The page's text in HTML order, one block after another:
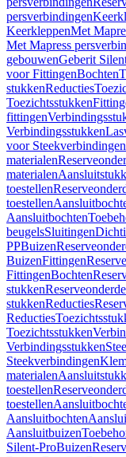
persverbindingen
KeerkleppenMet
Met Mapress
gebouwenGeberit
voor FittingenBochten
stukkenReducties
Toezichtsstukken
fittingen
Verbindingsstukken
voor Steekverbindingen
materialen
materialen
toestellen
toestellen
Aansluitbochten
beugelsSluitingen
PPBuizen
BuizenFittingen
FittingenBochten
stukken
stukkenReducties
Reducties
Toezichtsstukken
Verbindingsstukken
Steekverbindingen
materialen
toestellen
toestellen
Aansluitbochten
Aansluitbuizen
Silent-ProBuizen